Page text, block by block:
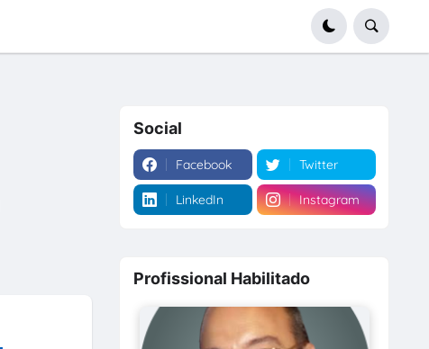
Social
Facebook Twitter
LinkedIn Instagram
Profissional Habilitado